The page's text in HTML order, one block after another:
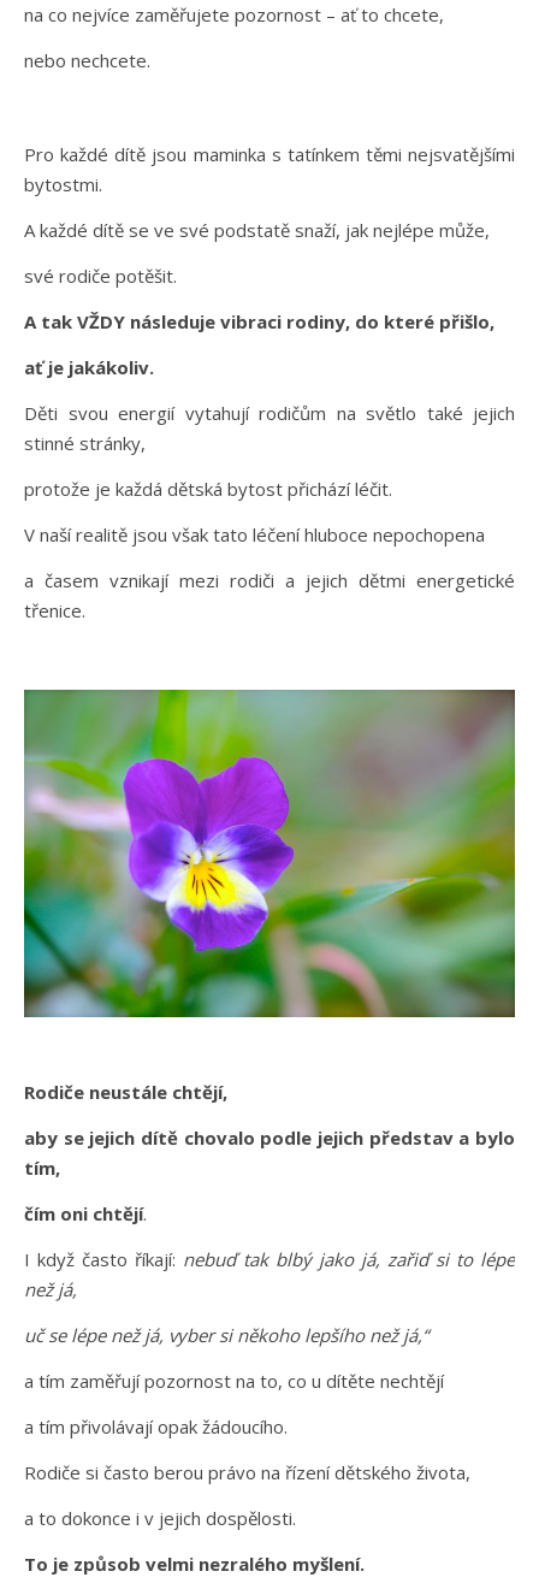
na co nejvíce zaměřujete pozornost – ať to chcete,
nebo nechcete.
Pro každé dítě jsou maminka s tatínkem těmi nejsvatějšími
bytostmi.
A každé dítě se ve své podstatě snaží, jak nejlépe může,
své rodiče potěšit.
A tak VŽDY následuje vibraci rodiny, do které přišlo,
ať je jakákoliv.
Děti svou energií vytahují rodičům na světlo také jejich
stinné stránky,
protože je každá dětská bytost přichází léčit.
V naší realitě jsou však tato léčení hluboce nepochopena
a časem vznikají mezi rodiči a jejich dětmi energetické
třenice.
Rodiče neustále chtějí,
aby se jejich dítě chovalo podle jejich představ a bylo
tím,
čím oni chtějí.
I když často říkají: nebuď tak blbý jako já, zařiď si to lépe
než já,
uč se lépe než já, vyber si někoho lepšího než já,“
a tím zaměřují pozornost na to, co u dítěte nechtějí
a tím přivolávají opak žádoucího.
Rodiče si často berou právo na řízení dětského života,
a to dokonce i v jejich dospělosti.
To je způsob velmi nezralého myšlení.